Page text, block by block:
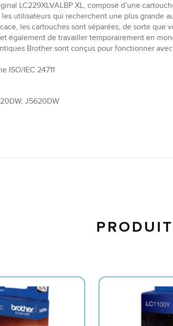
LC229XLVALBP XL, composé d’une
utilisateurs qui recherchent une plus grande
les cartouches sont séparées, de sorte
également de travailler temporairement en
Brother sont conçus pour fonctionner
ISO/IEC 24711
J5620DW